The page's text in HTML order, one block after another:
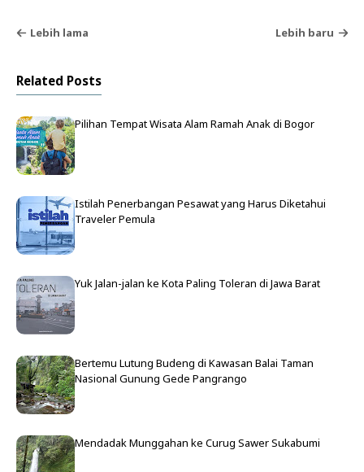
Lebih lama Lebih baru
Related Posts
Pilihan Tempat Wisata Alam Ramah Anak di Bogor
Istilah Penerbangan Pesawat yang Harus Diketahui
Traveler Pemula
Yuk Jalan-jalan ke Kota Paling Toleran di Jawa Barat
Bertemu Lutung Budeng di Kawasan Balai Taman
Nasional Gunung Gede Pangrango
Mendadak Munggahan ke Curug Sawer Sukabumi